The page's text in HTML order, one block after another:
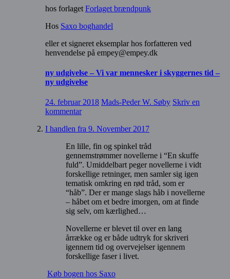
hos forlaget Forlaget brændpunk
Hos Saxo boghandel
eller et signeret eksemplar hos forfatteren ved
henvendelse på empey@empey.dk
ny udgivelse – Vi var mennesker i skyggernes tid –
ny udgivelse
24. februar 2018 Mads-Peder W. Søby Skriv en
kommentar
I handlen fra 9. November 2017
En lille, fin og spinkel tråd
gennemstrømmer novellerne i “En skuffe
fuld”. Umiddelbart peger novellerne i vidt
forskellige retninger, men samler sig igen
tematisk omkring en rød tråd, som er
“håb”. Der er mange slags håb i novellerne
– håbet om et bedre imorgen, om at finde
sig selv, om kærlighed…
Novellerne er blevet til over en lang
årrække og er både udtryk for skriveri
igennem tid og overvejelser igennem
forskellige faser i livet.
Køb bogen hos Saxo